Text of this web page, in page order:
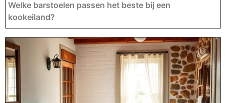
Welke barstoelen passen het beste bij een
kookeiland?